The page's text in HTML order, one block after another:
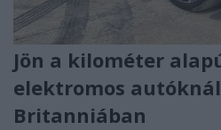
Jön a kilométer
elektromos
Britanniában